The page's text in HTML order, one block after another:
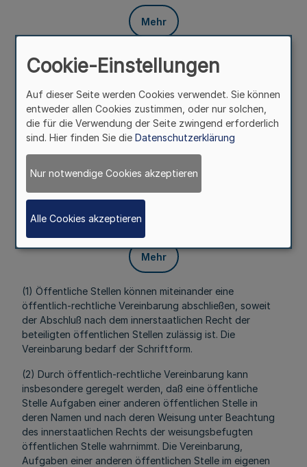
Mehr
(1) Der Zweckverband ist nicht berechtigt, Dritten durch
Rechtsnorm oder Verwaltungsakt Verpflichtungen
(2) Die Mitglieder des Zweckverbands sind ihm gegenüber
verpflichtet, im Rahmen ihrer innerstaatlichen Befugnisse
die Maßnahmen zu ergreifen, die zur Erfüllung seiner
Aufgaben erforderlich sind.
Artikel 6
Öffentlich-rechtliche
Vereinbarung
Mehr
(1) Öffentliche Stellen können miteinander eine
öffentlich-rechtliche Vereinbarung abschließen, soweit
der Abschluß nach dem innerstaatlichen Recht der
beteiligten öffentlichen Stellen zulässig ist. Die
Vereinbarung bedarf der Schriftform.
(2) Durch öffentlich-rechtliche Vereinbarung kann
insbesondere geregelt werden, daß eine öffentliche
Stelle Aufgaben einer anderen öffentlichen Stelle in
deren Namen und nach deren Weisung unter Beachtung
des innerstaatlichen Rechts der weisungsbefugten
öffentlichen Stelle wahrnimmt. Die Vereinbarung,
Aufgaben einer anderen öffentlichen Stelle im eigenen
Cookie-Einstellungen
Auf dieser Seite werden Cookies verwendet. Sie können
entweder allen Cookies zustimmen, oder nur solchen,
die für die Verwendung der Seite zwingend erforderlich
sind. Hier finden Sie die Datenschutzerklärung
Nur notwendige Cookies akzeptieren
Alle Cookies akzeptieren